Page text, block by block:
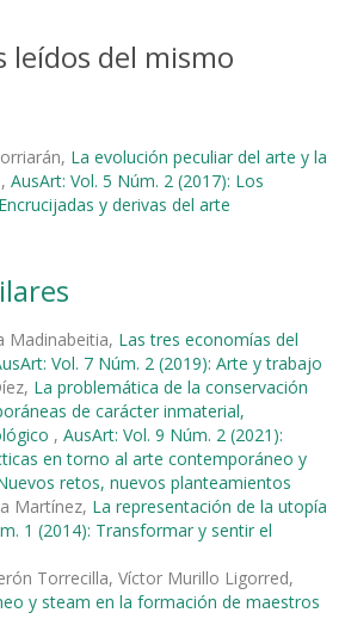
leídos del mismo
La evolución peculiar del arte y la
, AusArt: Vol. 5 Núm. 2 (2017): Los
y derivas del arte
Madinabeitia, Las tres economías del
Vol. 7 Núm. 2 (2019): Arte y trabajo
La problemática de la conservación
de carácter inmaterial,
, AusArt: Vol. 9 Núm. 2 (2021):
en torno al arte contemporáneo y
retos, nuevos planteamientos
Martínez, La representación de la utopía
1 (2014): Transformar y sentir el
Torrecilla, Víctor Murillo Ligorred,
y steam en la formación de maestros